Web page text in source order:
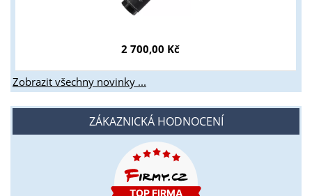
2 700,00 Kč
Zobrazit všechny novinky ...
ZÁKAZNICKÁ HODNOCENÍ